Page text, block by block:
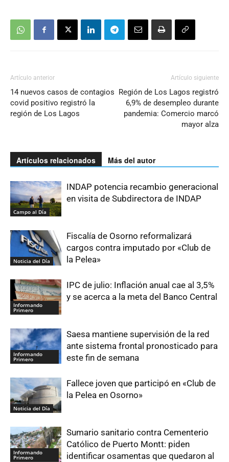
Artículo anterior
14 nuevos casos de contagios
covid positivo registró la
región de Los Lagos
Artículo siguiente
Región de Los Lagos registró
6,9% de desempleo durante
pandemia: Comercio marcó
mayor alza
Artículos relacionados Más del autor
Campo al Día
INDAP potencia recambio generacional
en visita de Subdirectora de INDAP
Noticia del Día
Fiscalía de Osorno reformalizará
cargos contra imputado por «Club de
la Pelea»
Informando
Primero
IPC de julio: Inflación anual cae al 3,5%
y se acerca a la meta del Banco Central
Informando
Primero
Saesa mantiene supervisión de la red
ante sistema frontal pronosticado para
este fin de semana
Noticia del Día
Fallece joven que participó en «Club de
la Pelea en Osorno»
Informando
Primero
Sumario sanitario contra Cementerio
Católico de Puerto Montt: piden
identificar osamentas que quedaron al